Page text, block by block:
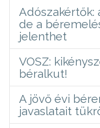
Adószakértők:
de a
jelenthet
VOSZ:
béralkut!
A jövő évi
javaslatait